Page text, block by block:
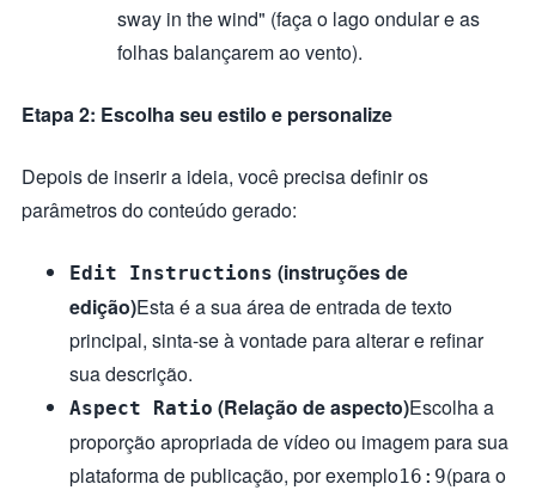
sway in the wind" (faça o lago ondular e as
folhas balançarem ao vento).
Etapa 2: Escolha seu estilo e personalize
Depois de inserir a ideia, você precisa definir os
parâmetros do conteúdo gerado:
Edit Instructions (instruções de
edição)Esta é a sua área de entrada de texto
principal, sinta-se à vontade para alterar e refinar
sua descrição.
Aspect Ratio (Relação de aspecto)Escolha a
proporção apropriada de vídeo ou imagem para sua
plataforma de publicação, por exemplo16:9(para o